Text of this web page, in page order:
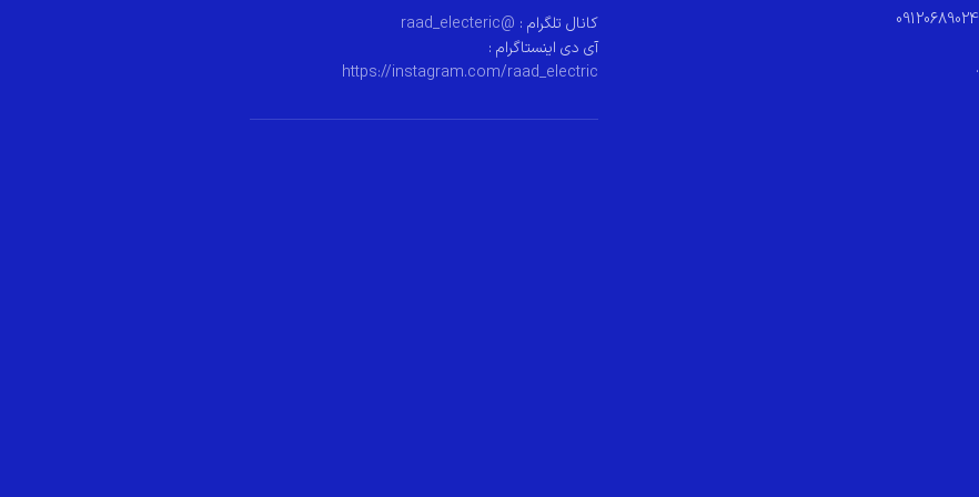
09120689024
.
کانال تلگرام : @raad_electeric
آی دی اینستاگرام :
https://instagram.com/raad_electric